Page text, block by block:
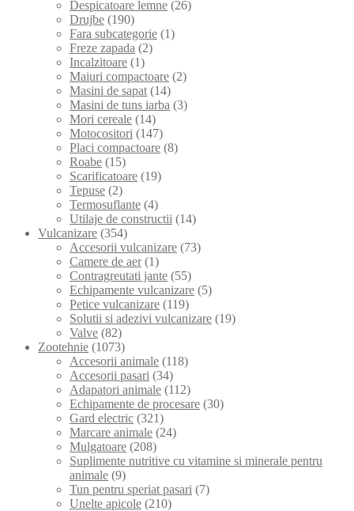
Despicatoare lemne (26)
Drujbe (190)
Fara subcategorie (1)
Freze zapada (2)
Incalzitoare (1)
Maiuri compactoare (2)
Masini de sapat (14)
Masini de tuns iarba (3)
Mori cereale (14)
Motocositori (147)
Placi compactoare (8)
Roabe (15)
Scarificatoare (19)
Tepuse (2)
Termosuflante (4)
Utilaje de constructii (14)
Vulcanizare (354)
Accesorii vulcanizare (73)
Camere de aer (1)
Contragreutati jante (55)
Echipamente vulcanizare (5)
Petice vulcanizare (119)
Solutii si adezivi vulcanizare (19)
Valve (82)
Zootehnie (1073)
Accesorii animale (118)
Accesorii pasari (34)
Adapatori animale (112)
Echipamente de procesare (30)
Gard electric (321)
Marcare animale (24)
Mulgatoare (208)
Suplimente nutritive cu vitamine si minerale pentru
animale (9)
Tun pentru speriat pasari (7)
Unelte apicole (210)